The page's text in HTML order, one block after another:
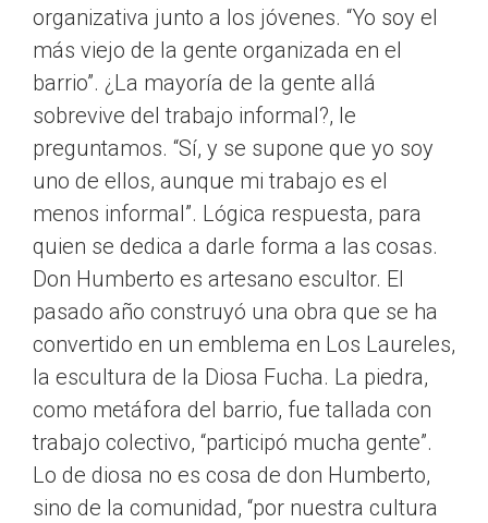
organizativa junto a los jóvenes. “Yo soy el
más viejo de la gente organizada en el
barrio”. ¿La mayoría de la gente allá
sobrevive del trabajo informal?, le
preguntamos. “Sí, y se supone que yo soy
uno de ellos, aunque mi trabajo es el
menos informal”. Lógica respuesta, para
quien se dedica a darle forma a las cosas.
Don Humberto es artesano escultor. El
pasado año construyó una obra que se ha
convertido en un emblema en Los Laureles,
la escultura de la Diosa Fucha. La piedra,
como metáfora del barrio, fue tallada con
trabajo colectivo, “participó mucha gente”.
Lo de diosa no es cosa de don Humberto,
sino de la comunidad, “por nuestra cultura